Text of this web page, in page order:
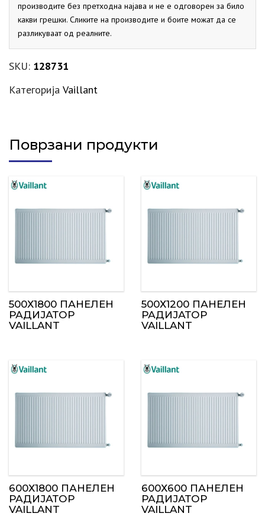
производите без претходна најава и не е одговорен за било
какви грешки. Сликите на производите и боите можат да се
разликуваат од реалните.
SKU: 128731
Категорија Vaillant
Поврзани продукти
500Х1800 ПАНЕЛЕН
РАДИЈАТОР
VAILLANT
500Х1200 ПАНЕЛЕН
РАДИЈАТОР
VAILLANT
600Х1800 ПАНЕЛЕН
РАДИЈАТОР
VAILLANT
600Х600 ПАНЕЛЕН
РАДИЈАТОР
VAILLANT